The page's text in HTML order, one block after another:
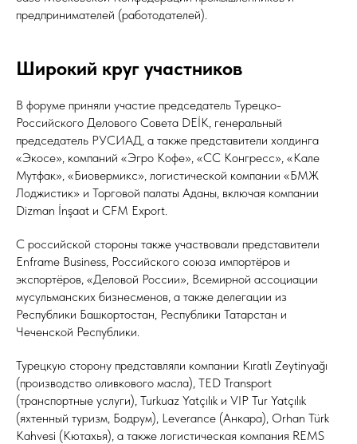
предпринимателей (работодателей).
Широкий круг участников
В форуме приняли участие председатель Турецко-
Российского Делового Совета DEİK, генеральный
председатель РУСИАД, а также представители холдинга
«Экосе», компаний «Эгро Кофе», «СС Конгресс», «Кале
Мутфак», «Биовермикс», логистической компании «БМЖ
Лоджистик» и Торговой палаты Аданы, включая компании
Dizman İnşaat и CFM Export.
С российской стороны также участвовали представители
Enframe Business, Российского союза импортёров и
экспортёров, «Деловой России», Всемирной ассоциации
мусульманских бизнесменов, а также делегации из
Республики Башкортостан, Республики Татарстан и
Чеченской Республики.
Турецкую сторону представляли компании Kıratlı Zeytinyağı
(производство оливкового масла), TED Transport
(транспортные услуги), Turkuaz Yatçılık и VIP Tur Yatçılık
(яхтенный туризм, Бодрум), Leverance (Анкара), Orhan Türk
Kahvesi (Кютахья), а также логистическая компания REMS